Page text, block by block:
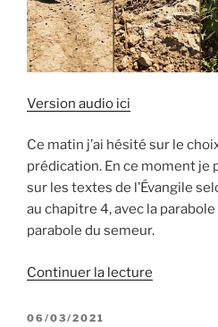
Version audio ici
Ce matin j’ai hésité sur le
prédication. En ce moment
sur les textes de l’Évangile
au chapitre 4, avec la parabole
parabole du semeur.
Continuer la lecture
PUBLIÉ
06/03/2021